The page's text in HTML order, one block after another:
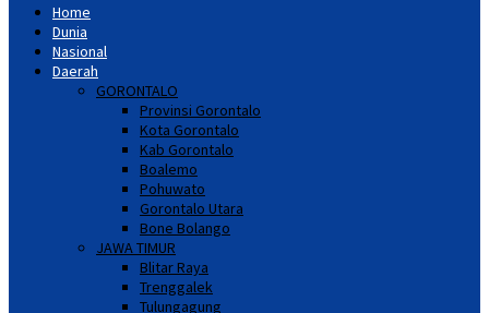
Home
Dunia
Nasional
Daerah
GORONTALO
Provinsi Gorontalo
Kota Gorontalo
Kab Gorontalo
Boalemo
Pohuwato
Gorontalo Utara
Bone Bolango
JAWA TIMUR
Blitar Raya
Trenggalek
Tulungagung